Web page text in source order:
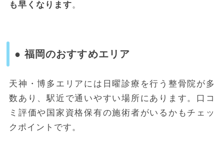
も早くなります。
● 福岡のおすすめエリア
天神・博多エリアには日曜診療を行う整骨院が多
数あり、駅近で通いやすい場所にあります。口コ
ミ評価や国家資格保有の施術者がいるかもチェッ
クポイントです。